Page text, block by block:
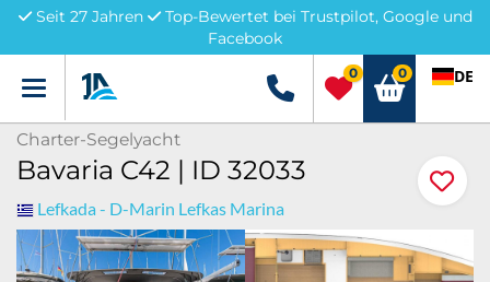
Seit 27 Jahren
Top-Bewertet bei Trustpilot, Google und
Facebook
Menü +49 5741 3222690
0 0 DE
Charter-Segelyacht
Bavaria C42 | ID 32033
Lefkada - D-Marin Lefkas Marina